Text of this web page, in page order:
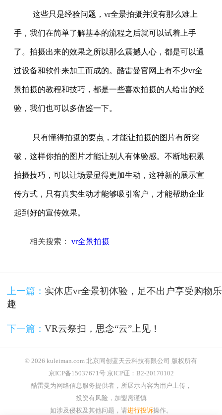
这些只是经验问题，vr全景拍摄并没有那么难上
手，我们在简单了解基本的流程之后就可以试着上手
了。拍摄出来的效果之所以那么震撼人心，都是可以通
过设备和软件来加工而成的。酷雷曼官网上有不少vr全
景拍摄的教程和技巧，都是一些喜欢拍摄的人给出的经
验，我们也可以多借鉴一下。
只有懂得拍摄的要点，才能让拍摄的图片有所突
破，这样你拍的图片才能让别人有体验感。不断地积累
拍摄技巧，可以让场景显得更加生动，这种新的展示宣
传方式，只有真实生动才能够吸引客户，才能帮助企业
起到好的宣传效果。
相关搜索： vr全景拍摄
上一篇： 实体店vr全景初体验，足不出户享受购物乐
趣
下一篇： VR云祭扫，思念“云”上见！
© 2026 kuleiman.com 北京同创蓝天云科技有限公司 版权所有
京ICP备15037671号 京ICP证：B2-20170102
酷雷曼为网络信息服务提供者，所展示内容为用户上传，
投资有风险，加盟需谨慎
如涉及侵权及其他问题，请进行投诉操作。